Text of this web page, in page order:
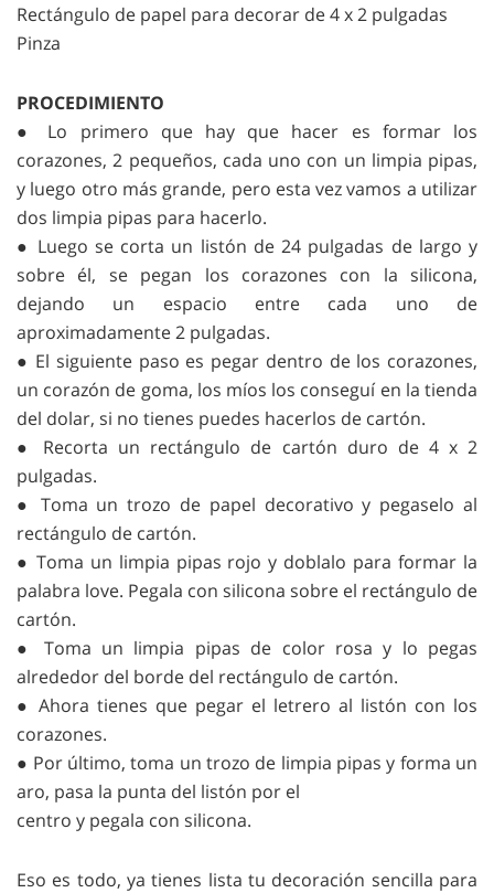
Rectángulo de papel para decorar de 4 x 2 pulgadas
Pinza
PROCEDIMIENTO
● Lo primero que hay que hacer es formar los
corazones, 2 pequeños, cada uno con un limpia pipas,
y luego otro más grande, pero esta vez vamos a utilizar
dos limpia pipas para hacerlo.
● Luego se corta un listón de 24 pulgadas de largo y
sobre él, se pegan los corazones con la silicona,
dejando un espacio entre cada uno de
aproximadamente 2 pulgadas.
● El siguiente paso es pegar dentro de los corazones,
un corazón de goma, los míos los conseguí en la tienda
del dolar, si no tienes puedes hacerlos de cartón.
● Recorta un rectángulo de cartón duro de 4 x 2
pulgadas.
● Toma un trozo de papel decorativo y pegaselo al
rectángulo de cartón.
● Toma un limpia pipas rojo y doblalo para formar la
palabra love. Pegala con silicona sobre el rectángulo de
cartón.
● Toma un limpia pipas de color rosa y lo pegas
alrededor del borde del rectángulo de cartón.
● Ahora tienes que pegar el letrero al listón con los
corazones.
● Por último, toma un trozo de limpia pipas y forma un
aro, pasa la punta del listón por el
centro y pegala con silicona.
Eso es todo, ya tienes lista tu decoración sencilla para